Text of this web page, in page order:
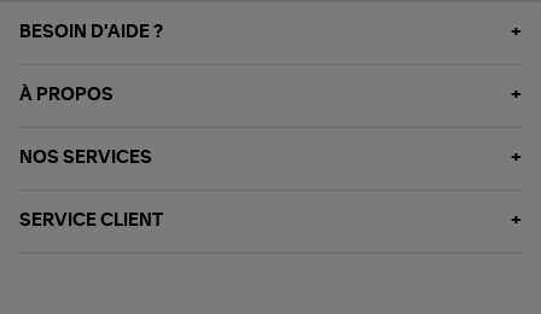
BESOIN D'AIDE ?
À PROPOS
NOS SERVICES
SERVICE CLIENT